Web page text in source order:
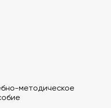
методическое